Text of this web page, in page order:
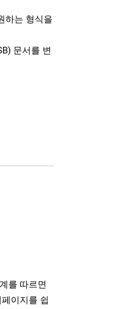
하는 형식을
문서를 변
를 따르면
이지를 쉽